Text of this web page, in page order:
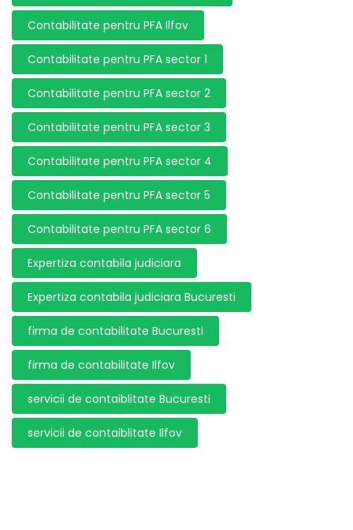
Contabilitate pentru PFA Ilfov
Contabilitate pentru PFA sector 1
Contabilitate pentru PFA sector 2
Contabilitate pentru PFA sector 3
Contabilitate pentru PFA sector 4
Contabilitate pentru PFA sector 5
Contabilitate pentru PFA sector 6
Expertiza contabila judiciara
Expertiza contabila judiciara Bucuresti
firma de contabilitate Bucuresti
firma de contabilitate Ilfov
servicii de contaiblitate Bucuresti
servicii de contaiblitate Ilfov